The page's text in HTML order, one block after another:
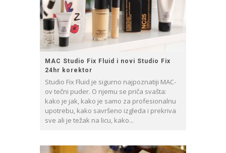
MAC Studio Fix Fluid i novi Studio Fix
24hr korektor
Studio Fix Fluid je sigurno najpoznatiji MAC-
ov tečni puder. O njemu se priča svašta:
kako je jak, kako je samo za profesionalnu
upotrebu, kako savršeno izgleda i prekriva
sve ali je težak na licu, kako...